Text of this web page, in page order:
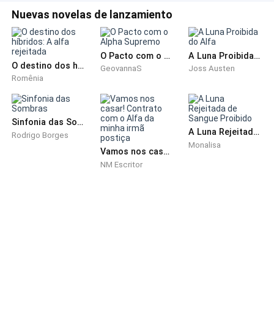
– sua voz soou quase condescendente, como se
lidasse com uma criança.
–Eu já começo a gostar daqui – disse Aidan, o pai de
Ayla – grato xerife, pela acolhida.
–E lembre-se, Sr. Greenwood, se precisar de mim,
pode me achar nos contatos que dei ao senhor, na
delegacia – ele falou virando-se ligeiramente para sua
direita – ou na casa ao lado.
Nuevas novelas de lanzamiento
O destino dos híbridos: A alfa rejeitada
Romênia
O Pacto com o Alpha Supremo
GeovannaS
A Luna Proibida do Alfa
Joss Austen
Sinfonia das Sombras
Rodrigo Borges
Vamos nos casar! Contrato com o Alfa da minha irmã postiça
NM Escritor
A Luna Rejeitada de Sangue Proibido
Monalisa